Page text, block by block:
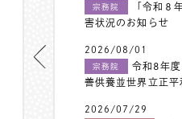
宗務院
「令和８
害状況のお知らせ
2026/08/01
宗務院
令和8年
善供養並世界立正
2026/07/29